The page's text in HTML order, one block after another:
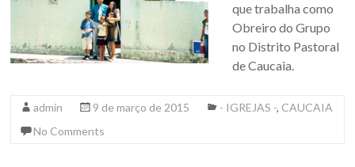
que trabalha como
Obreiro do Grupo
no Distrito Pastoral
de Caucaia.
admin 9 de março de 2015 - IGREJAS -, CAUCAIA
No Comments